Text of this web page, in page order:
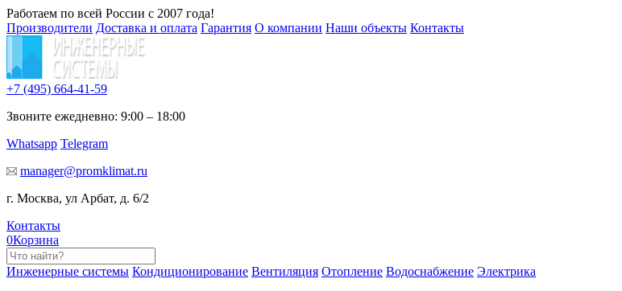
Работаем по всей России с 2007 года!
Производители Доставка и оплата Гарантия О компании Наши объекты Контакты
+7 (495) 664-41-59
Звоните ежедневно: 9:00 – 18:00
Whatsapp Telegram
manager@promklimat.ru
г. Москва, ул Арбат, д. 6/2
Контакты
0Корзина
Инженерные системы Кондиционирование Вентиляция Отопление Водоснабжение Электрика